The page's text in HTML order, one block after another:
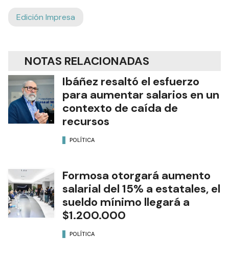
Edición Impresa
NOTAS RELACIONADAS
Ibáñez resaltó el esfuerzo
para aumentar salarios en un
contexto de caída de
recursos
POLÍTICA
Formosa otorgará aumento
salarial del 15% a estatales, el
sueldo mínimo llegará a
$1.200.000
POLÍTICA